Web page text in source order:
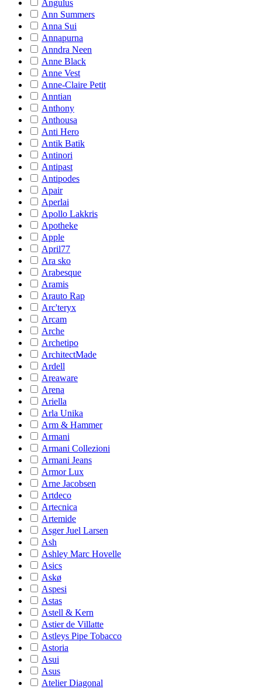
Angulus
Ann Summers
Anna Sui
Annapurna
Anndra Neen
Anne Black
Anne Vest
Anne-Claire Petit
Anntian
Anthony
Anthousa
Anti Hero
Antik Batik
Antinori
Antipast
Antipodes
Apair
Aperlai
Apollo Lakkris
Apotheke
Apple
April77
Ara sko
Arabesque
Aramis
Arauto Rap
Arc'teryx
Arcam
Arche
Archetipo
ArchitectMade
Ardell
Areaware
Arena
Ariella
Arla Unika
Arm & Hammer
Armani
Armani Collezioni
Armani Jeans
Armor Lux
Arne Jacobsen
Artdeco
Artecnica
Artemide
Asger Juel Larsen
Ash
Ashley Marc Hovelle
Asics
Askø
Aspesi
Astas
Astell & Kern
Astier de Villatte
Astleys Pipe Tobacco
Astoria
Asui
Asus
Atelier Diagonal